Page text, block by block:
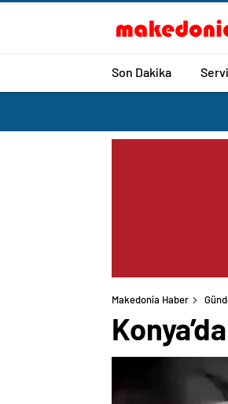
Son Dakika
Makedonia Haber